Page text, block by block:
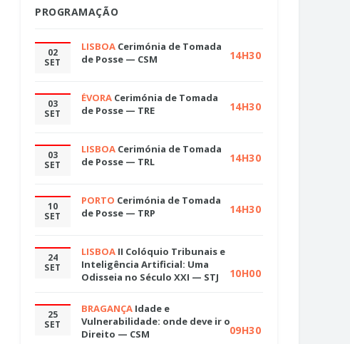
PROGRAMAÇÃO
02
SET
LISBOA Cerimónia de Tomada
de Posse — CSM
14H30
03
SET
ÉVORA Cerimónia de Tomada
de Posse — TRE
14H30
03
SET
LISBOA Cerimónia de Tomada
de Posse — TRL
14H30
10
SET
PORTO Cerimónia de Tomada
de Posse — TRP
14H30
24
SET
LISBOA II Colóquio Tribunais e
Inteligência Artificial: Uma
Odisseia no Século XXI — STJ
10H00
25
SET
BRAGANÇA Idade e
Vulnerabilidade: onde deve ir o
Direito — CSM
09H30